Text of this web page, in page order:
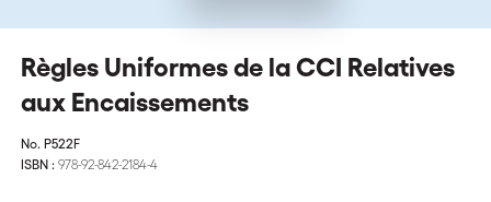
Règles Uniformes de la CCI Relatives
aux Encaissements
No. P522F
ISBN : 978-92-842-2184-4